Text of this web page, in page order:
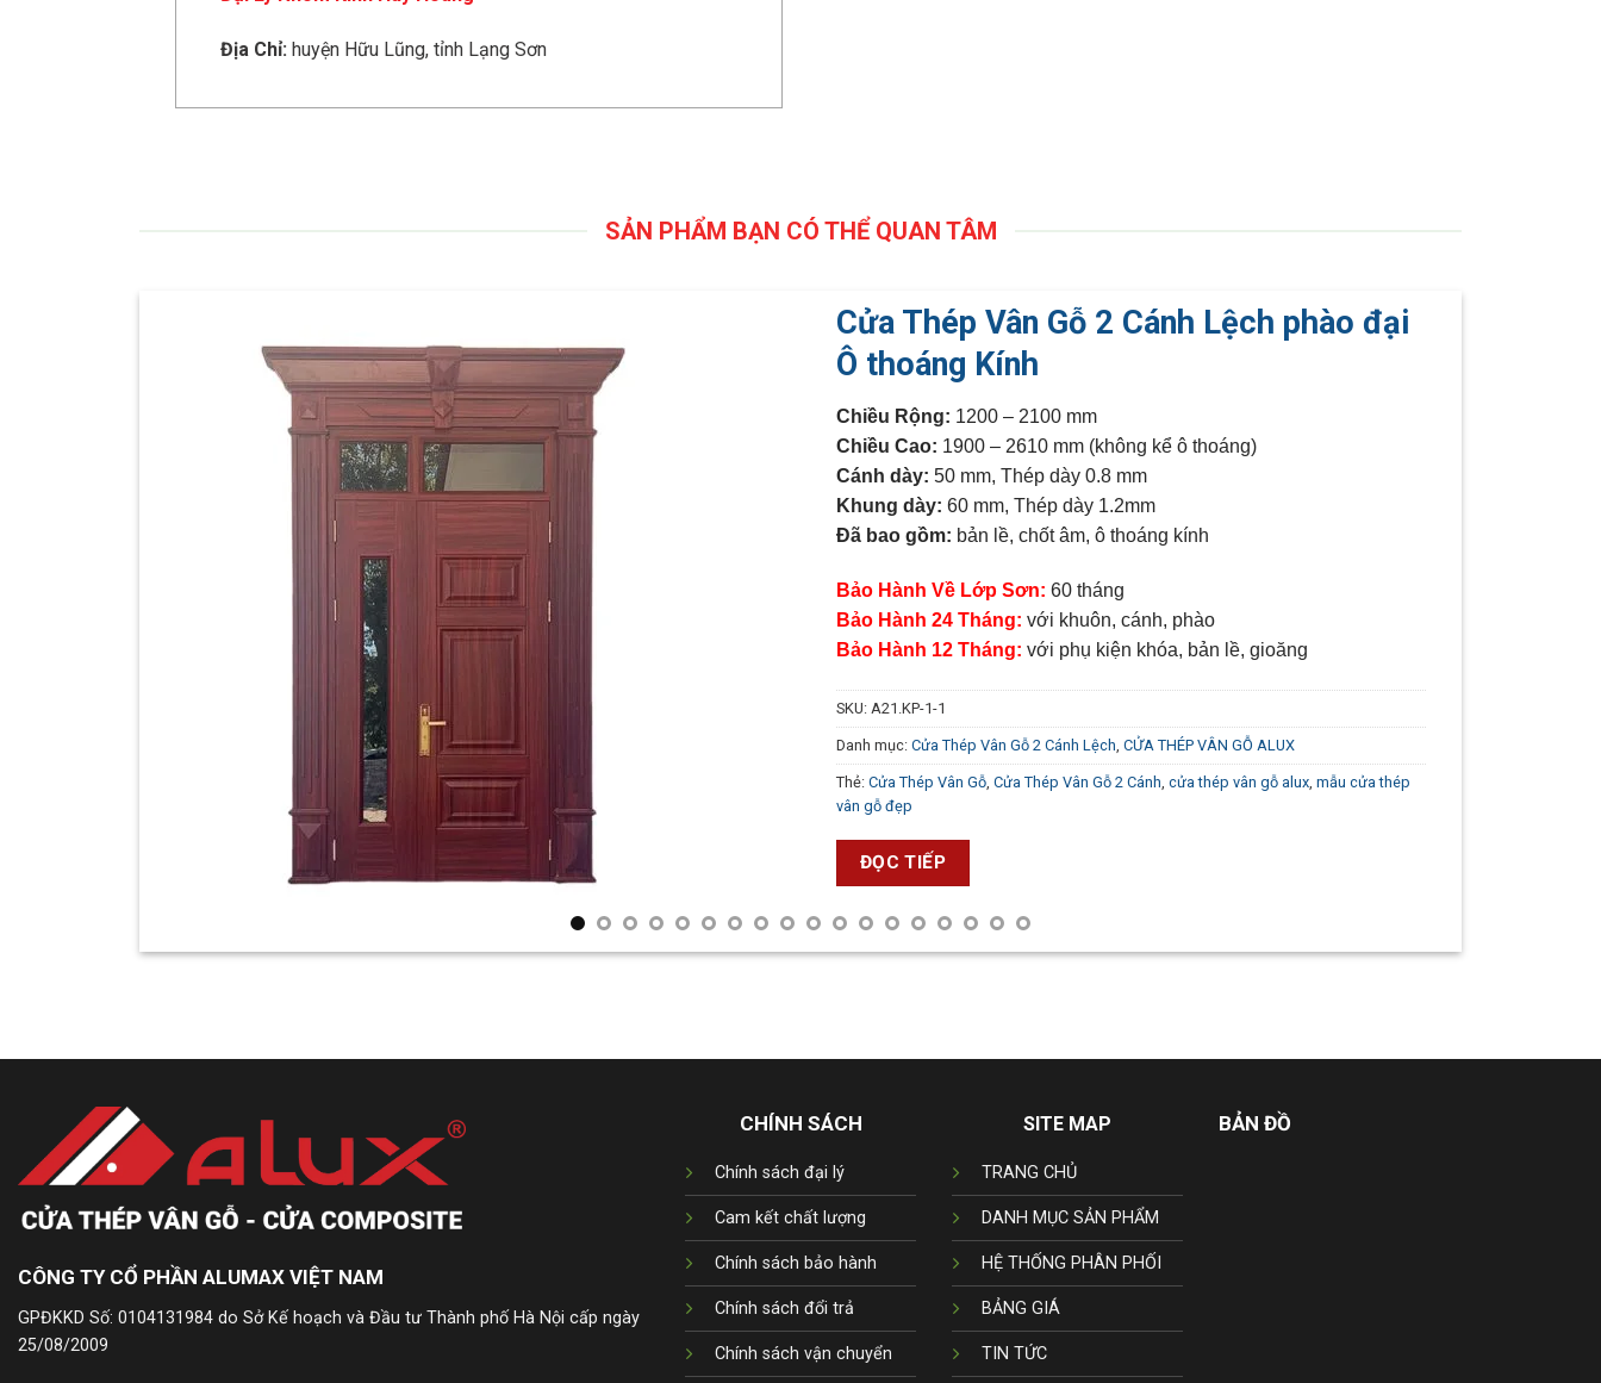
Địa Chỉ: huyện Hữu Lũng, tỉnh Lạng Sơn
SẢN PHẨM BẠN CÓ THỂ QUAN TÂM
Cửa Thép Vân Gỗ 2 Cánh Lệch phào đại
Ô thoáng Kính
Chiều Rộng: 1200 – 2100 mm
Chiều Cao: 1900 – 2610 mm (không kể ô thoáng)
Cánh dày: 50 mm, Thép dày 0.8 mm
Khung dày: 60 mm, Thép dày 1.2mm
Đã bao gồm: bản lề, chốt âm, ô thoáng kính
Bảo Hành Về Lớp Sơn: 60 tháng
Bảo Hành 24 Tháng: với khuôn, cánh, phào
Bảo Hành 12 Tháng: với phụ kiện khóa, bản lề, gioăng
SKU: A21.KP-1-1
Danh mục: Cửa Thép Vân Gỗ 2 Cánh Lệch CỬA THÉP VÂN GỖ ALUX
Thẻ: Cửa Thép Vân Gỗ Cửa Thép Vân Gỗ 2 Cánh cửa thép vân gỗ alux mẫu cửa thép
vân gỗ đẹp
ĐỌC TIẾP
CÔNG TY CỔ PHẦN ALUMAX VIỆT NAM
GPĐKKD Số: 0104131984 do Sở Kế hoạch và Đầu tư Thành phố Hà Nội cấp ngày
25/08/2009
CHÍNH SÁCH
Chính sách đại lý
Cam kết chất lượng
Chính sách bảo hành
Chính sách đổi trả
Chính sách vận chuyển
SITE MAP
TRANG CHỦ
DANH MỤC SẢN PHẨM
HỆ THỐNG PHÂN PHỐI
BẢNG GIÁ
TIN TỨC
BẢN ĐỒ